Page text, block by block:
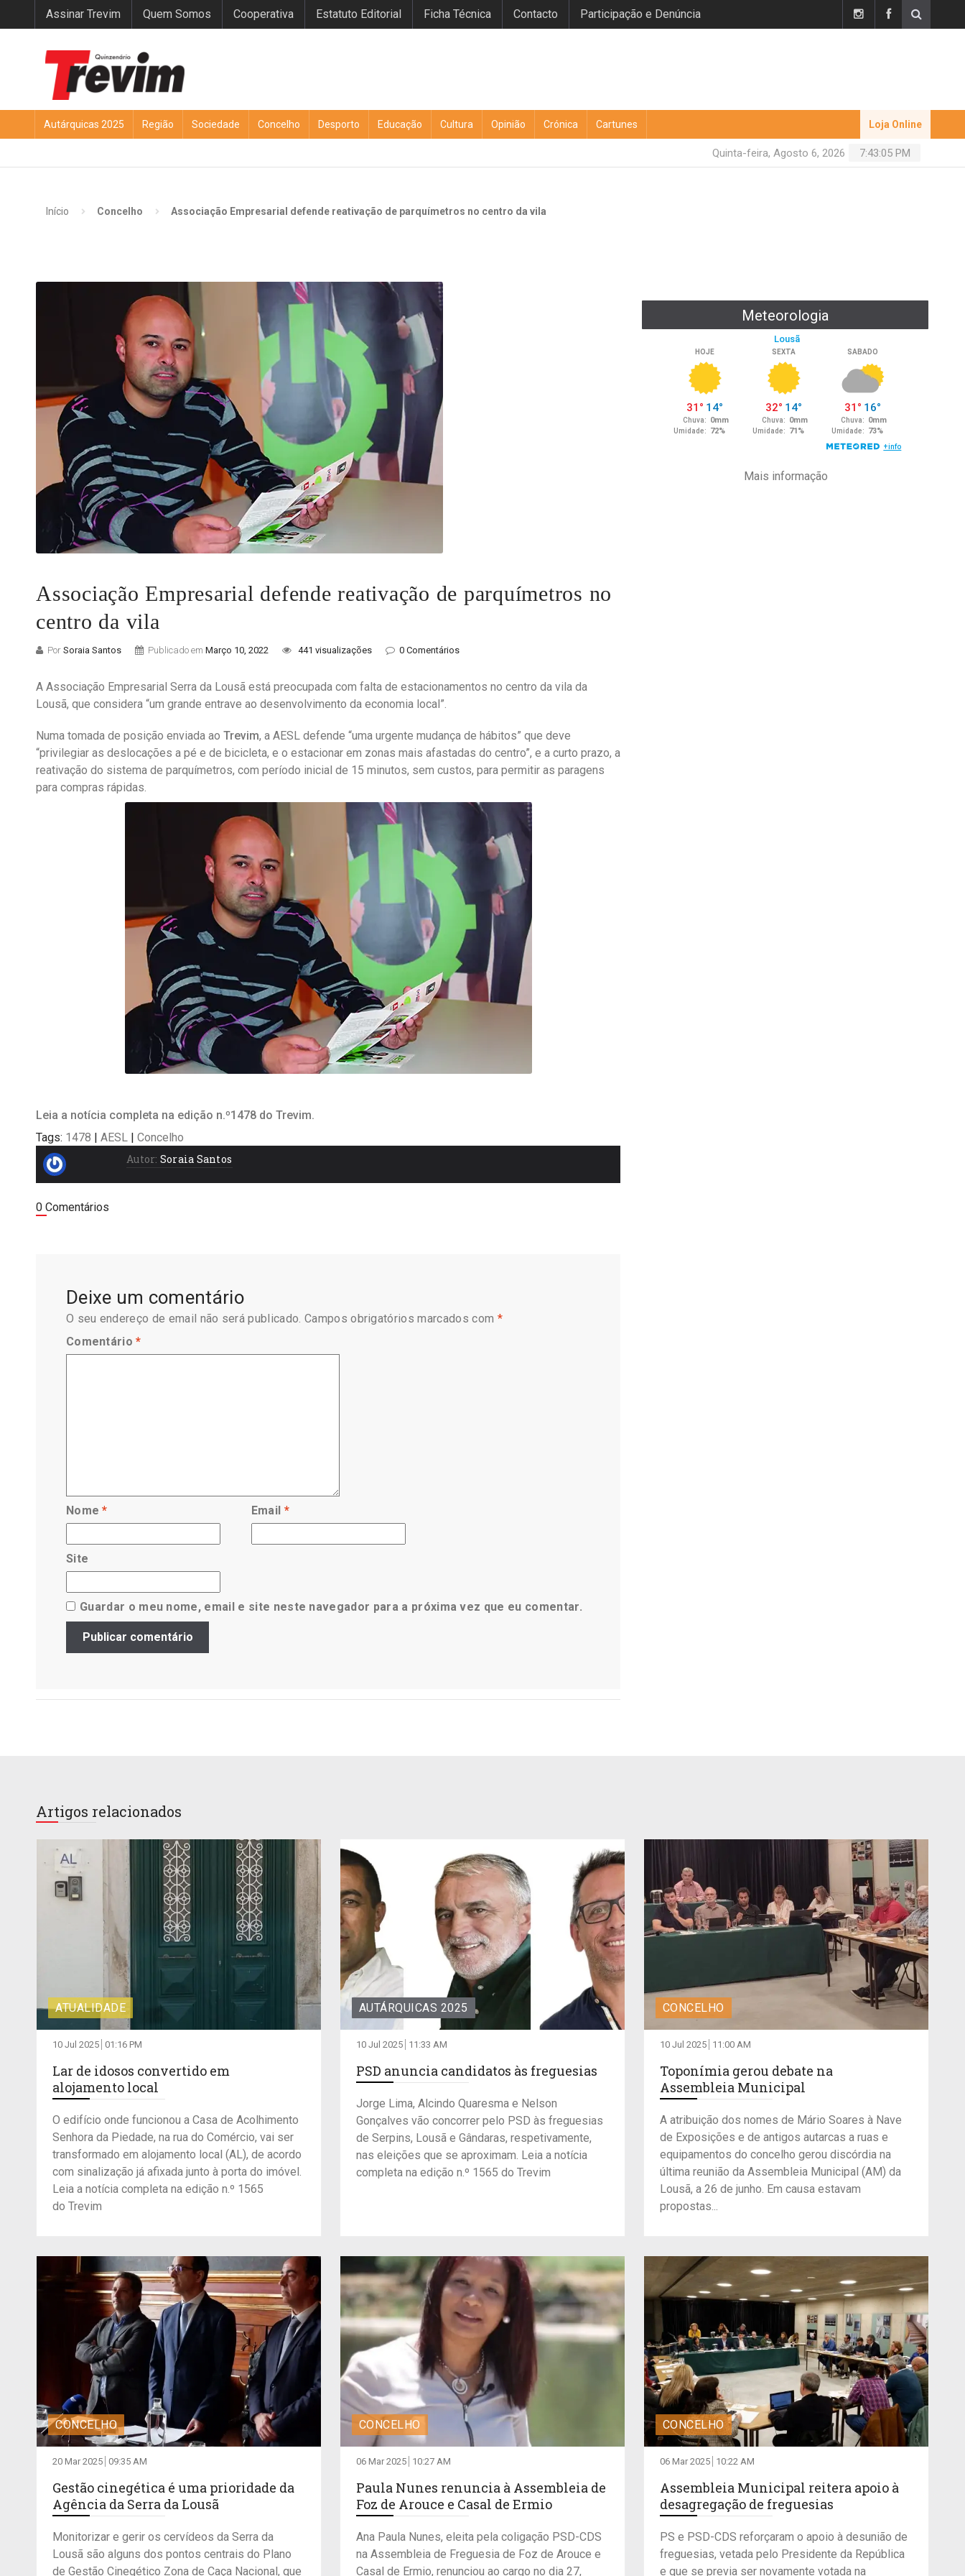
Assinar Trevim Quem Somos Cooperativa Estatuto Editorial Ficha Técnica Contacto Participação e Denúncia
Autárquicas 2025 Região Sociedade Concelho Desporto Educação Cultura Opinião Crónica Cartunes Loja Online
7:43:06 PM
Quinta-feira, Agosto 6, 2026
Início Concelho Associação Empresarial defende reativação de parquímetros no centro da vila
Associação Empresarial defende reativação de parquímetros no
centro da vila
Por Soraia Santos Publicado em Março 10, 2022 441 visualizações 0 Comentários
A Associação Empresarial Serra da Lousã está preocupada com falta de estacionamentos no centro da vila da
Lousã, que considera “um grande entrave ao desenvolvimento da economia local”.
Numa tomada de posição enviada ao Trevim, a AESL defende “uma urgente mudança de hábitos” que deve
“privilegiar as deslocações a pé e de bicicleta, e o estacionar em zonas mais afastadas do centro”, e a curto prazo, a
reativação do sistema de parquímetros, com período inicial de 15 minutos, sem custos, para permitir as paragens
para compras rápidas.
Leia a notícia completa na edição n.º1478 do Trevim.
Tags: 1478 AESL
Concelho
Autor: Soraia Santos
0 Comentários
Deixe um comentário
O seu endereço de email não será publicado. Campos obrigatórios marcados com *
Comentário*
Nome* Email *
Site
Guardar o meu nome, email e site neste navegador para a próxima vez que eu comentar.
Meteorologia
Mais informação
Artigos relacionados
ATUALIDADE
10 Jul 2025 01:16 PM
Lar de idosos convertido em
alojamento local
O edifício onde funcionou a Casa de Acolhimento
Senhora da Piedade, na rua do Comércio, vai ser
transformado em alojamento local (AL), de acordo
com sinalização já afixada junto à porta do imóvel.
Leia a notícia completa na edição n.º 1565
do Trevim
AUTÁRQUICAS 2025
10 Jul 2025 11:33 AM
PSD anuncia candidatos às freguesias
Jorge Lima, Alcindo Quaresma e Nelson
Gonçalves vão concorrer pelo PSD às freguesias
de Serpins, Lousã e Gândaras, respetivamente,
nas eleições que se aproximam. Leia a notícia
completa na edição n.º 1565 do Trevim
CONCELHO
10 Jul 2025 11:00 AM
Toponímia gerou debate na
Assembleia Municipal
A atribuição dos nomes de Mário Soares à Nave
de Exposições e de antigos autarcas a ruas e
equipamentos do concelho gerou discórdia na
última reunião da Assembleia Municipal (AM) da
Lousã, a 26 de junho. Em causa estavam
propostas...
CONCELHO
20 Mar 2025 09:35 AM
Gestão cinegética é uma prioridade da
Agência da Serra da Lousã
Monitorizar e gerir os cervídeos da Serra da
Lousã são alguns dos pontos centrais do Plano
de Gestão Cinegético Zona de Caça Nacional, que
CONCELHO
06 Mar 2025 10:27 AM
Paula Nunes renuncia à Assembleia de
Foz de Arouce e Casal de Ermio
Ana Paula Nunes, eleita pela coligação PSD-CDS
na Assembleia de Freguesia de Foz de Arouce e
Casal de Ermio, renunciou ao cargo no dia 27,
CONCELHO
06 Mar 2025 10:22 AM
Assembleia Municipal reitera apoio à
desagregação de freguesias
PS e PSD-CDS reforçaram o apoio à desunião de
freguesias, vetada pelo Presidente da República
e que se previa ser novamente votada na